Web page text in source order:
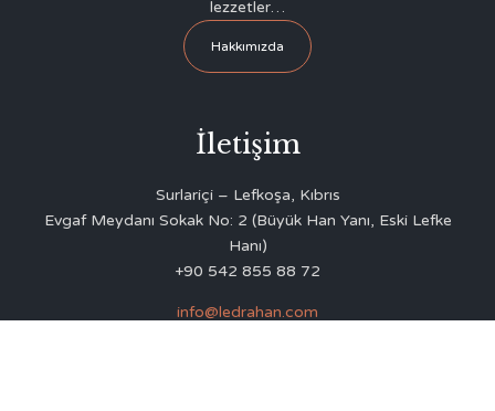
lezzetler…
Hakkımızda
İletişim
Surlariçi – Lefkoşa, Kıbrıs
Evgaf Meydanı Sokak No: 2 (Büyük Han Yanı, Eski Lefke
Hanı)
+90 542 855 88 72
info@ledrahan.com